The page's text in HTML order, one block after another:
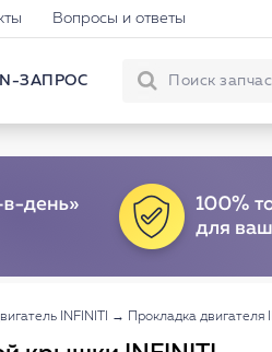
Вопросы и ответы
ЗАПРОС
INFINITI → Прокладка двигателя